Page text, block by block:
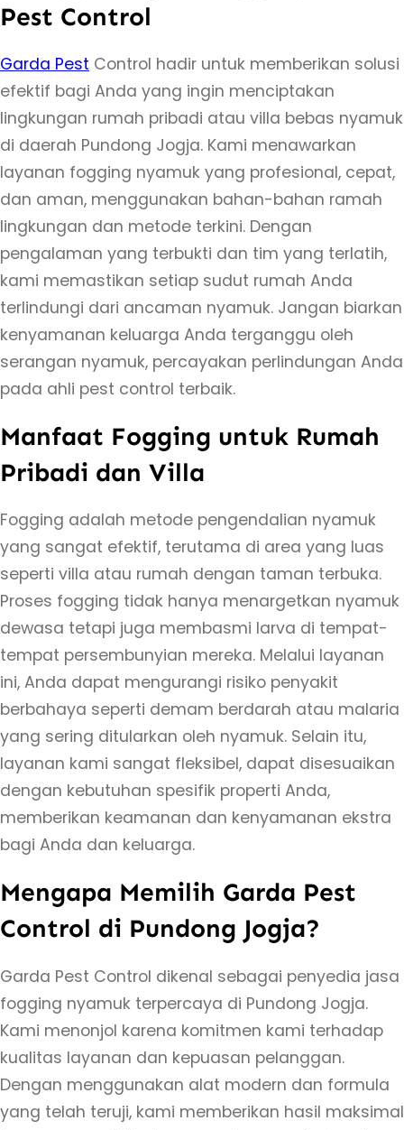
Pest Control
Garda Pest Control hadir untuk memberikan solusi
efektif bagi Anda yang ingin menciptakan
lingkungan rumah pribadi atau villa bebas nyamuk
di daerah Pundong Jogja. Kami menawarkan
layanan fogging nyamuk yang profesional, cepat,
dan aman, menggunakan bahan-bahan ramah
lingkungan dan metode terkini. Dengan
pengalaman yang terbukti dan tim yang terlatih,
kami memastikan setiap sudut rumah Anda
terlindungi dari ancaman nyamuk. Jangan biarkan
kenyamanan keluarga Anda terganggu oleh
serangan nyamuk, percayakan perlindungan Anda
pada ahli pest control terbaik.
Manfaat Fogging untuk Rumah
Pribadi dan Villa
Fogging adalah metode pengendalian nyamuk
yang sangat efektif, terutama di area yang luas
seperti villa atau rumah dengan taman terbuka.
Proses fogging tidak hanya menargetkan nyamuk
dewasa tetapi juga membasmi larva di tempat-
tempat persembunyian mereka. Melalui layanan
ini, Anda dapat mengurangi risiko penyakit
berbahaya seperti demam berdarah atau malaria
yang sering ditularkan oleh nyamuk. Selain itu,
layanan kami sangat fleksibel, dapat disesuaikan
dengan kebutuhan spesifik properti Anda,
memberikan keamanan dan kenyamanan ekstra
bagi Anda dan keluarga.
Mengapa Memilih Garda Pest
Control di Pundong Jogja?
Garda Pest Control dikenal sebagai penyedia jasa
fogging nyamuk terpercaya di Pundong Jogja.
Kami menonjol karena komitmen kami terhadap
kualitas layanan dan kepuasan pelanggan.
Dengan menggunakan alat modern dan formula
yang telah teruji, kami memberikan hasil maksimal